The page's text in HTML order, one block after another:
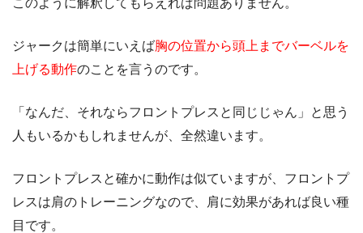
ジャークは簡単にいえば胸の位置から頭上までバーベルを
上げる動作のことを言うのです。
「なんだ、それならフロントプレスと同じじゃん」と思う
人もいるかもしれませんが、全然違います。
フロントプレスと確かに動作は似ていますが、フロントプ
レスは肩のトレーニングなので、肩に効果があれば良い種
目です。